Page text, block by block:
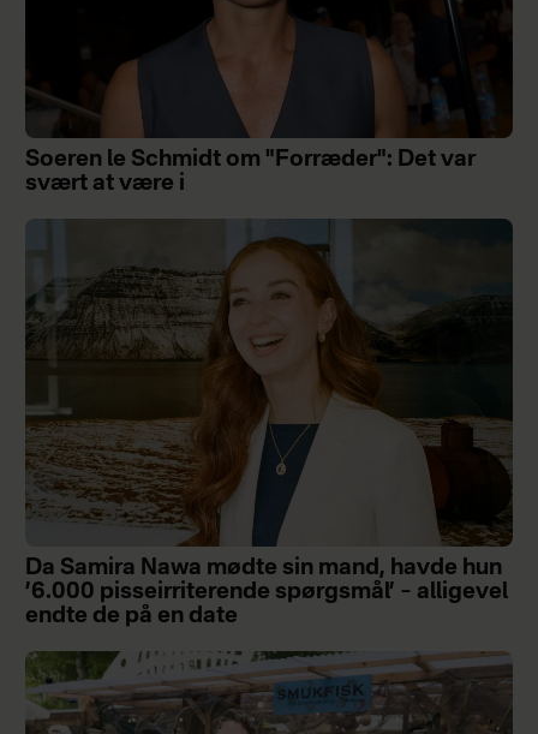
Soeren le Schmidt om "Forræder": Det var
svært at være i
Da Samira Nawa mødte sin mand, havde hun
’6.000 pisseirriterende spørgsmål’ – alligevel
endte de på en date